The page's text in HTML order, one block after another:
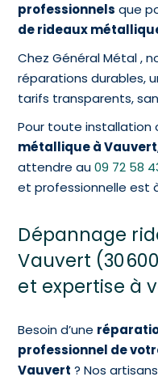
professionnels que
de rideaux
Chez Général Métal ,
réparations durables,
tarifs transparents,
Pour toute installation
métallique à Vauvert
attendre au09 72 58
et professionnelle est
Dépannage
Vauvert
et expertise à
Besoin d’une
professionnel de
Vauvert ? Nos